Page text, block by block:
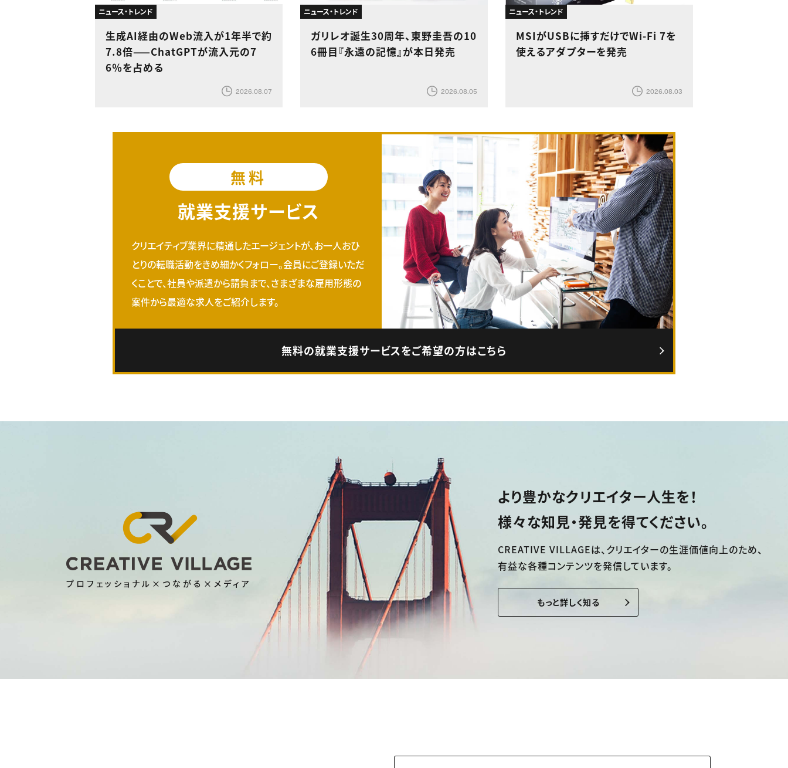
ニュース・トレンド
生成AI経由のWeb流入が1年半で約
7.8倍——ChatGPTが流入元の7
6％を占める
2026.08.07
ニュース・トレンド
ガリレオ誕生30周年、東野圭吾の10
6冊目『永遠の記憶』が本日発売
2026.08.05
ニュース・トレンド
MSIがUSBに挿すだけでWi-Fi 7を
使えるアダプターを発売
2026.08.03
無料
就業支援サービス
クリエイティブ業界に精通したエージェントが、お一人おひ
とりの転職活動をきめ細かくフォロー。会員にご登録いただ
くことで、社員や派遣から請負まで、さまざまな雇用形態の
案件から最適な求人をご紹介します。
無料の就業支援サービスをご希望の方はこちら
プロフェッショナル×つながる×メディア
より豊かなクリエイター人生を！
様々な知見・発見を得てください。
CREATIVE VILLAGEは、 クリエイターの生涯価値向上のため、
有益な各種コンテンツを発信しています。
もっと詳しく知る